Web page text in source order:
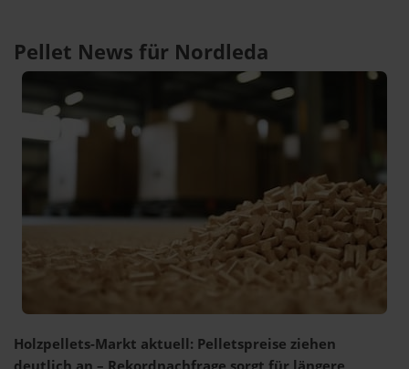
Pellet News für Nordleda
Holzpellets-Markt aktuell: Pelletspreise ziehen